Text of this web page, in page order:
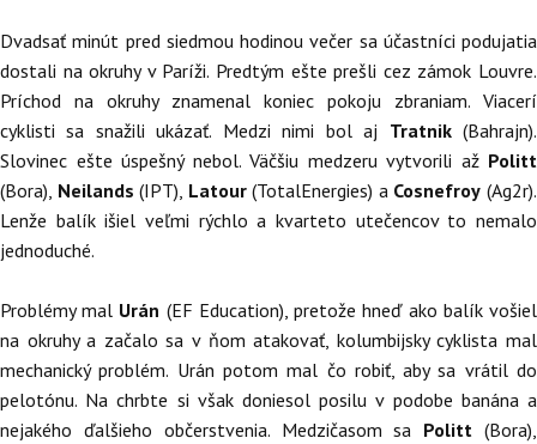
Dvadsať minút pred siedmou hodinou večer sa účastníci podujatia
dostali na okruhy v Paríži. Predtým ešte prešli cez zámok Louvre.
Príchod na okruhy znamenal koniec pokoju zbraniam. Viacerí
cyklisti sa snažili ukázať. Medzi nimi bol aj Tratnik(Bahrajn).
Slovinec ešte úspešný nebol. Väčšiu medzeru vytvorili až Politt
(Bora), Neilands (IPT), Latour(TotalEnergies) a Cosnefroy (Ag2r).
Lenže balík išiel veľmi rýchlo a kvarteto utečencov to nemalo
jednoduché.
Problémy mal Urán (EF Education), pretože hneď ako balík vošiel
na okruhy a začalo sa v ňom atakovať, kolumbijsky cyklista mal
mechanický problém. Urán potom mal čo robiť, aby sa vrátil do
pelotónu. Na chrbte si však doniesol posilu v podobe banána a
nejakého ďalšieho občerstvenia. Medzičasom sa Politt (Bora),